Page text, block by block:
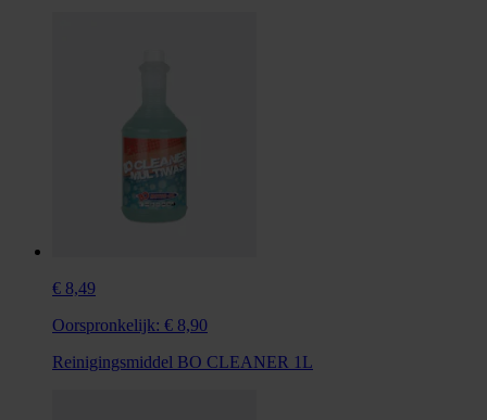
€ 8,49
Oorspronkelijk: € 8,90
Reinigingsmiddel BO CLEANER 1L